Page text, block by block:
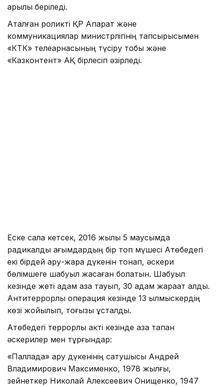
арқылы беріледі.
Аталған роликті ҚР Ақпарат және
коммуникациялар министрлігінің тапсырысымен
«КТК» телеарнасының түсіру тобы және
«Казконтент» АҚ бірлесіп әзірледі.
Еске сала кетсек, 2016 жылы 5 маусымда
радикалды ағымдардың бір топ мүшесі Ақтөбедегі
екі бірдей қару-жарақ дүкенін тонап, әскери
бөлімшеге шабуыл жасаған болатын. Шабуыл
кезінде жеті адам қаза тауып, 30 адам жарақат алды.
Антитеррорлық операция кезінде 13 қылмыскердің
көзі жойылып, тоғызы ұсталды.
Ақтөбедегі террорлық акті кезінде қаза тапқан
әскерилер мен тұрғындар:
«Паллада» қару дүкенінің сатушысы Андрей
Владимирович Максименко, 1978 жылғы,
зейнеткер Николай Алексеевич Онищенко, 1947